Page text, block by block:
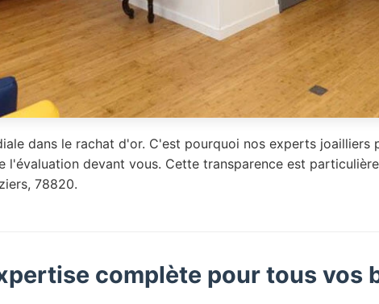
dans le rachat d'or. C'est pourquoi nos experts joailliers
l'évaluation devant vous. Cette transparence est
78820.
complète pour tous vos